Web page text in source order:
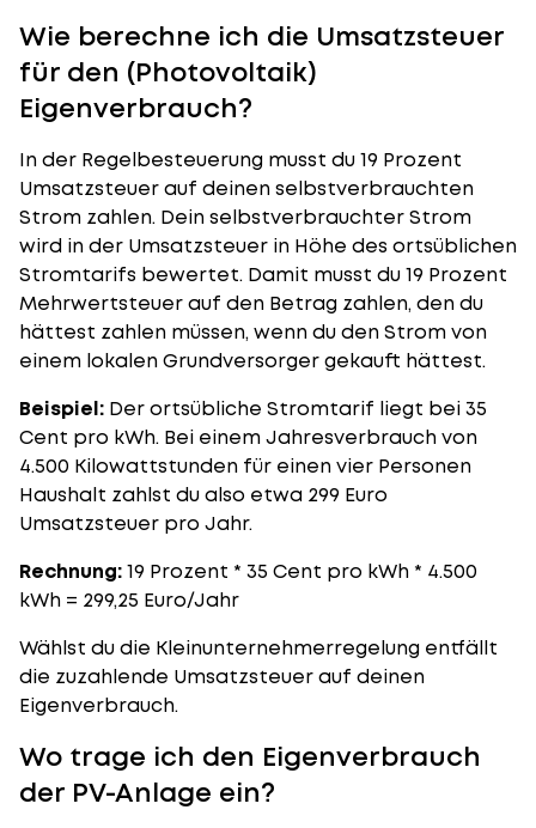
Wie berechne ich die Umsatzsteuer
für den (Photovoltaik)
Eigenverbrauch?
In der Regelbesteuerung musst du 19 Prozent
Umsatzsteuer auf deinen selbstverbrauchten
Strom zahlen. Dein selbstverbrauchter Strom
wird in der Umsatzsteuer in Höhe des ortsüblichen
Stromtarifs bewertet. Damit musst du 19 Prozent
Mehrwertsteuer auf den Betrag zahlen, den du
hättest zahlen müssen, wenn du den Strom von
einem lokalen Grundversorger gekauft hättest.
Beispiel: Der ortsübliche Stromtarif liegt bei 35
Cent pro kWh. Bei einem Jahresverbrauch von
4.500 Kilowattstunden für einen vier Personen
Haushalt zahlst du also etwa 299 Euro
Umsatzsteuer pro Jahr.
Rechnung:19 Prozent * 35 Cent pro kWh * 4.500
kWh = 299,25 Euro/Jahr
Wählst du die Kleinunternehmerregelung entfällt
die zuzahlende Umsatzsteuer auf deinen
Eigenverbrauch.
Wo trage ich den Eigenverbrauch
der PV-Anlage ein?